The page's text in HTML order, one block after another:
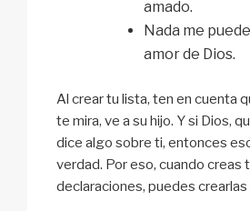
amado.
Nada me
amor de Dios.
Al crear tu lista, ten en cuenta
te mira, ve a su hijo. Y si Dios,
dice algo sobre ti, entonces
verdad. Por eso, cuando creas
declaraciones, puedes